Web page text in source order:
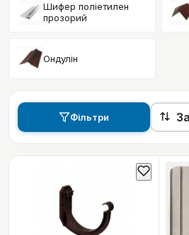
Шифер поліетилен
прозорий
Ондулін
Фільтри